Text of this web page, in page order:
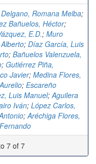
Romana Melba;
Bañuelos, Héctor;
E.D.; Muro
; Díaz García, Luis
; Bañuelos Valenzuela,
; Gutiérrez Piña,
Javier; Medina Flores,
; Escareño
Luis Manuel; Aguilera
Iván; López Carlos,
; Aréchiga Flores,
7 of 7